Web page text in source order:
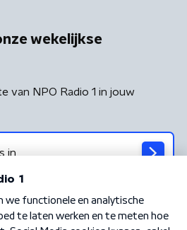
wekelijkse
van NPO Radio 1 in jouw